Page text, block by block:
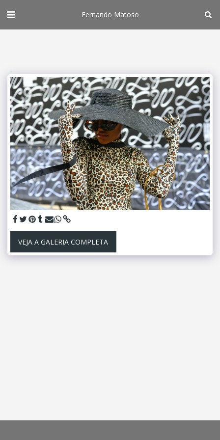
Fernando Matoso
VEJA A GALERIA COMPLETA